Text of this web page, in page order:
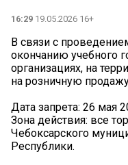
16:29 19.05.2026 16+
В связи с
окончанию учебного
организациях, на
на розничную
Дата запрета: 26 мая
Зона действия: все
Чебоксарского
Республики.